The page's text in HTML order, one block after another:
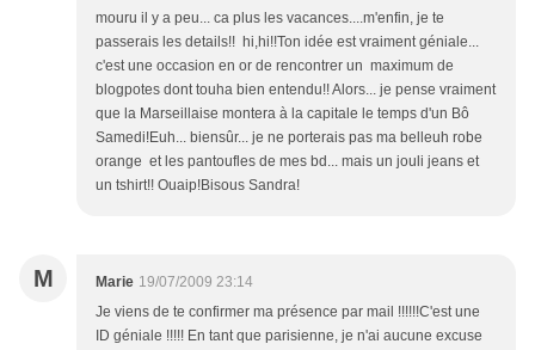
mouru il y a peu... ca plus les vacances....m'enfin, je te
passerais les details!! hi,hi!!Ton idée est vraiment géniale...
c'est une occasion en or de rencontrer un maximum de
blogpotes dont touha bien entendu!! Alors... je pense vraiment
que la Marseillaise montera à la capitale le temps d'un Bô
Samedi!Euh... biensûr... je ne porterais pas ma belleuh robe
orange et les pantoufles de mes bd... mais un jouli jeans et
un tshirt!! Ouaip!Bisous Sandra!
M Marie 19/07/2009 23:14
Je viens de te confirmer ma présence par mail !!!!!!C'est une
ID géniale !!!!! En tant que parisienne, je n'ai aucune excuse